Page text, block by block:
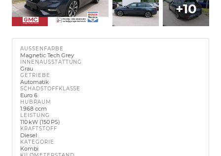
+10
AUSSENFARBE
Magnetic Tech Grey
INNENAUSSTATTUNG
Grau
GETRIEBE
Automatik
SCHADSTOFFKLASSE
Euro 6
HUBRAUM
1.968 ccm
LEISTUNG
110 kW (150 PS)
KRAFTSTOFF
Diesel
KATEGORIE
Kombi